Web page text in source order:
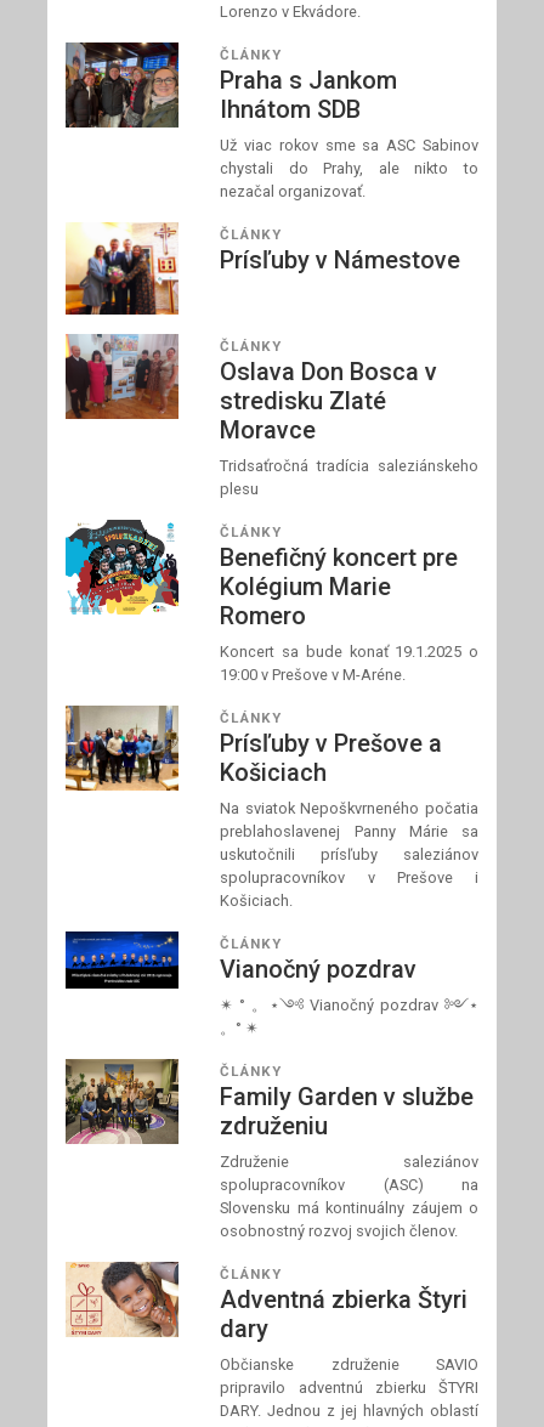
Lorenzo v Ekvádore.
ČLÁNKY
Praha s Jankom
Ihnátom SDB
Už viac rokov sme sa ASC Sabinov
chystali do Prahy, ale nikto to
nezačal organizovať.
ČLÁNKY
Prísľuby v Námestove
ČLÁNKY
Oslava Don Bosca v
stredisku Zlaté
Moravce
Tridsaťročná tradícia saleziánskeho
plesu
ČLÁNKY
Benefičný koncert pre
Kolégium Marie
Romero
Koncert sa bude konať 19.1.2025 o
19:00 v Prešove v M-Aréne.
ČLÁNKY
Prísľuby v Prešove a
Košiciach
Na sviatok Nepoškvrneného počatia
preblahoslavenej Panny Márie sa
uskutočnili prísľuby saleziánov
spolupracovníkov v Prešove i
Košiciach.
ČLÁNKY
Vianočný pozdrav
✴ ° 。⋆༺ Vianočný pozdrav ༻⋆
。° ✴
ČLÁNKY
Family Garden v službe
združeniu
Združenie saleziánov
spolupracovníkov (ASC) na
Slovensku má kontinuálny záujem o
osobnostný rozvoj svojich členov.
ČLÁNKY
Adventná zbierka Štyri
dary
Občianske združenie SAVIO
pripravilo adventnú zbierku ŠTYRI
DARY. Jednou z jej hlavných oblastí